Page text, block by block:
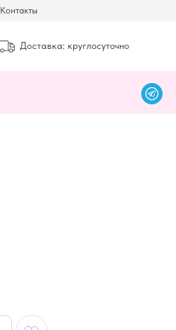
Контакты
Доставка: круглосуточно